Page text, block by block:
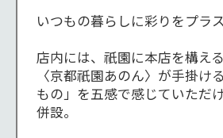
いつもの暮らしに彩りをプラス
店内には、祇園に本店を構え
〈京都祇園あのん〉が手掛け
もの」を五感で感じていただ
併設。